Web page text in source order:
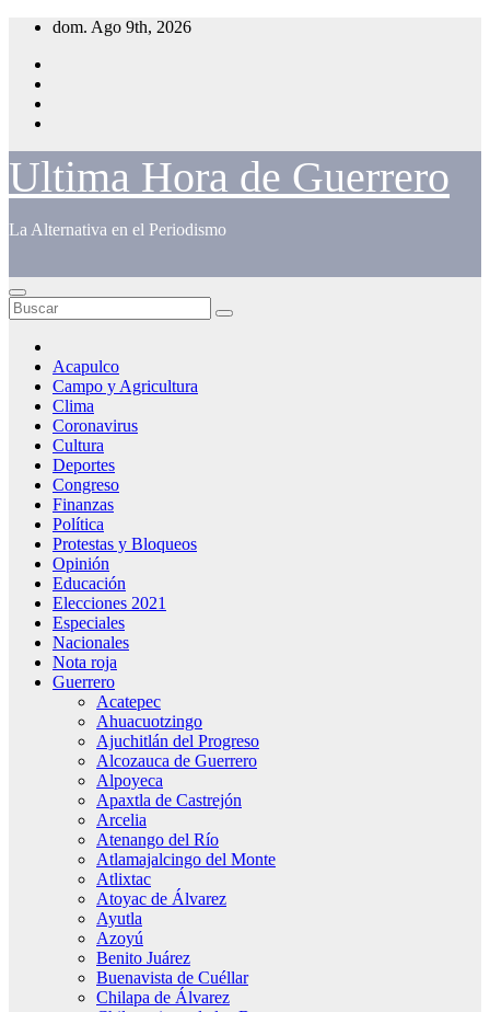
Saltar
contenido
dom. Ago 9th, 2026
Ultima Hora de Guerrero
La Alternativa en el Periodismo
Acapulco
Campo y Agricultura
Clima
Coronavirus
Cultura
Deportes
Congreso
Finanzas
Política
Protestas y Bloqueos
Opinión
Educación
Elecciones 2021
Especiales
Nacionales
Nota roja
Guerrero
Acatepec
Ahuacuotzingo
Ajuchitlán del Progreso
Alcozauca de Guerrero
Alpoyeca
Apaxtla de Castrejón
Arcelia
Atenango del Río
Atlamajalcingo del Monte
Atlixtac
Atoyac de Álvarez
Ayutla
Azoyú
Benito Juárez
Buenavista de Cuéllar
Chilapa de Álvarez